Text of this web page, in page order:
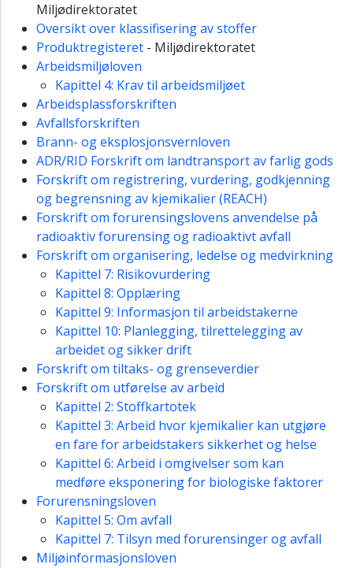
Miljødirektoratet
Oversikt over klassifisering av stoffer
Produktregisteret - Miljødirektoratet
Arbeidsmiljøloven
Kapittel 4: Krav til arbeidsmiljøet
Arbeidsplassforskriften
Avfallsforskriften
Brann- og eksplosjonsvernloven
ADR/RID Forskrift om landtransport av farlig gods
Forskrift om registrering, vurdering, godkjenning
og begrensning av kjemikalier (REACH)
Forskrift om forurensingslovens anvendelse på
radioaktiv forurensing og radioaktivt avfall
Forskrift om organisering, ledelse og medvirkning
Kapittel 7: Risikovurdering
Kapittel 8: Opplæring
Kapittel 9: Informasjon til arbeidstakerne
Kapittel 10: Planlegging, tilrettelegging av
arbeidet og sikker drift
Forskrift om tiltaks- og grenseverdier
Forskrift om utførelse av arbeid
Kapittel 2: Stoffkartotek
Kapittel 3: Arbeid hvor kjemikalier kan utgjøre
en fare for arbeidstakers sikkerhet og helse
Kapittel 6: Arbeid i omgivelser som kan
medføre eksponering for biologiske faktorer
Forurensningsloven
Kapittel 5: Om avfall
Kapittel 7: Tilsyn med forurensinger og avfall
Miljøinformasjonsloven